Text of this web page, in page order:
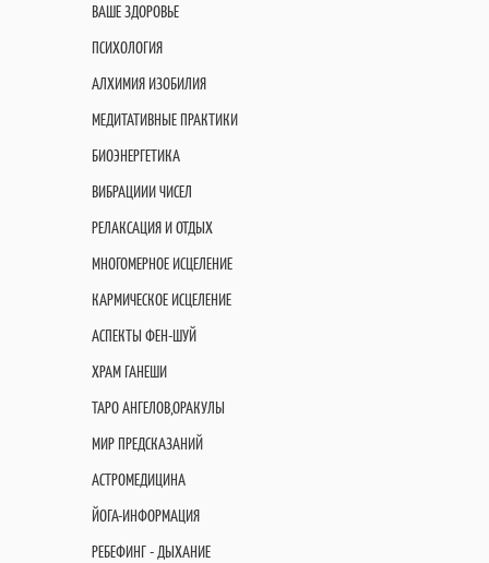
ВАШЕ ЗДОРОВЬЕ
ПСИХОЛОГИЯ
АЛХИМИЯ ИЗОБИЛИЯ
МЕДИТАТИВНЫЕ ПРАКТИКИ
БИОЭНЕРГЕТИКА
ВИБРАЦИИИ ЧИСЕЛ
РЕЛАКСАЦИЯ И ОТДЫХ
МНОГОМЕРНОЕ ИСЦЕЛЕНИЕ
КАРМИЧЕСКОЕ ИСЦЕЛЕНИЕ
АСПЕКТЫ ФЕН-ШУЙ
ХРАМ ГАНЕШИ
ТАРО АНГЕЛОВ,ОРАКУЛЫ
МИР ПРЕДСКАЗАНИЙ
АСТРОМЕДИЦИНА
ЙОГА-ИНФОРМАЦИЯ
РЕБЕФИНГ - ДЫХАНИЕ